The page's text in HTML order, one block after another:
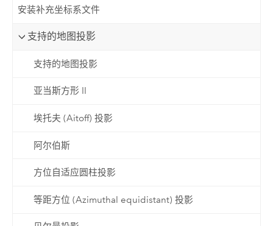
安装补充坐标系文件
支持的地图投影
支持的地图投影
亚当斯方形 II
埃托夫 (Aitoff) 投影
阿尔伯斯
方位自适应圆柱投影
等距方位 (Azimuthal equidistant) 投影